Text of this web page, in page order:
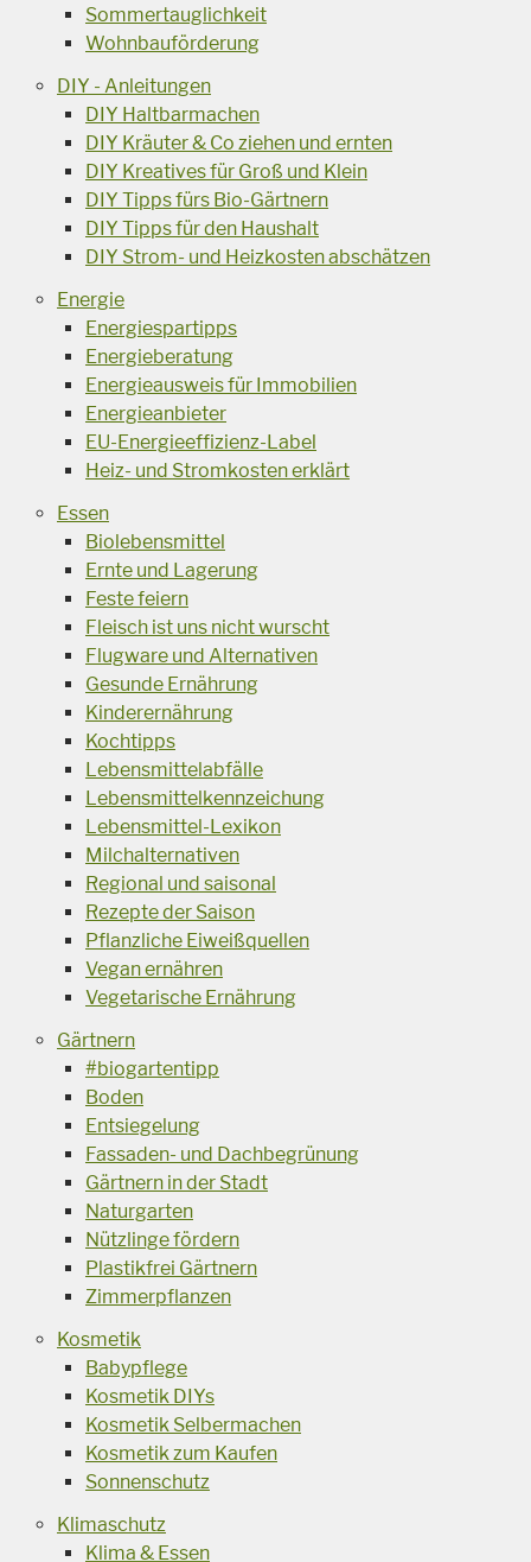
Sommertauglichkeit
Wohnbauförderung
DIY - Anleitungen
DIY Haltbarmachen
DIY Kräuter & Co ziehen und ernten
DIY Kreatives für Groß und Klein
DIY Tipps fürs Bio-Gärtnern
DIY Tipps für den Haushalt
DIY Strom- und Heizkosten abschätzen
Energie
Energiespartipps
Energieberatung
Energieausweis für Immobilien
Energieanbieter
EU-Energieeffizienz-Label
Heiz- und Stromkosten erklärt
Essen
Biolebensmittel
Ernte und Lagerung
Feste feiern
Fleisch ist uns nicht wurscht
Flugware und Alternativen
Gesunde Ernährung
Kinderernährung
Kochtipps
Lebensmittelabfälle
Lebensmittelkennzeichung
Lebensmittel-Lexikon
Milchalternativen
Regional und saisonal
Rezepte der Saison
Pflanzliche Eiweißquellen
Vegan ernähren
Vegetarische Ernährung
Gärtnern
#biogartentipp
Boden
Entsiegelung
Fassaden- und Dachbegrünung
Gärtnern in der Stadt
Naturgarten
Nützlinge fördern
Plastikfrei Gärtnern
Zimmerpflanzen
Kosmetik
Babypflege
Kosmetik DIYs
Kosmetik Selbermachen
Kosmetik zum Kaufen
Sonnenschutz
Klimaschutz
Klima & Essen